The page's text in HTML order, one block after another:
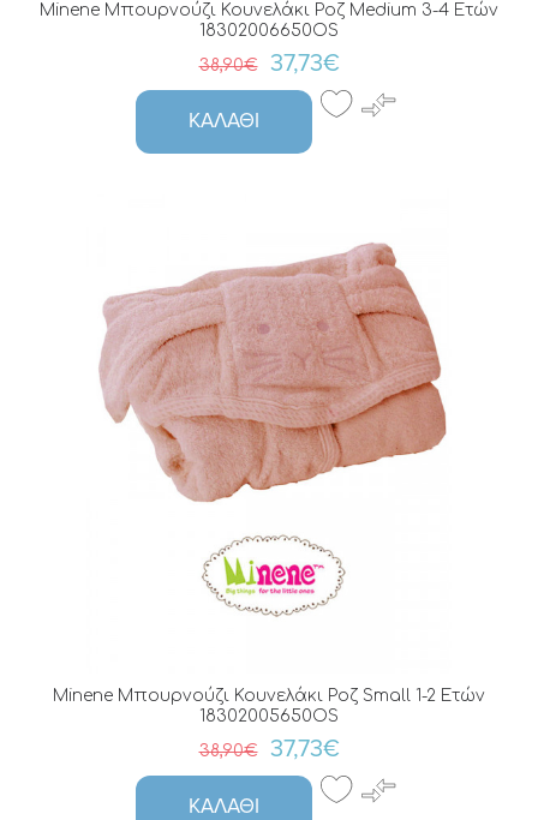
Minene Μπουρνούζι Κουνελάκι Ροζ Medium 3-4 Ετών
18302006650OS
38,90€
37,73€
ΚΑΛΆΘΙ
Minene Μπουρνούζι Κουνελάκι Ροζ Small 1-2 Ετών
18302005650OS
38,90€
37,73€
ΚΑΛΆΘΙ